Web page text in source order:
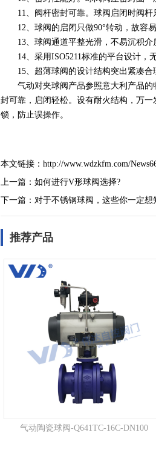
11、阀杆密封可靠。球阀启闭时阀杆
12、球阀的启闭只做90°转动，故容易
13、球阀通道平整光滑，不易沉积介
14、采用ISO5211标准的平台设计，
15、超薄球阀的设计结构突出紧凑合
气动对夹球阀产品参照意大利产品的
封可靠，启闭轻松。设有耐火结构，万
锁，防止误操作。
本文链接： http://www.wdzkfm.com/
上一篇： 如何进行V形球阀选择?
下一篇： 对于不锈钢球阀，这些你一定想
推荐产品
气动陶瓷球阀-Q641TC-16C-DN100